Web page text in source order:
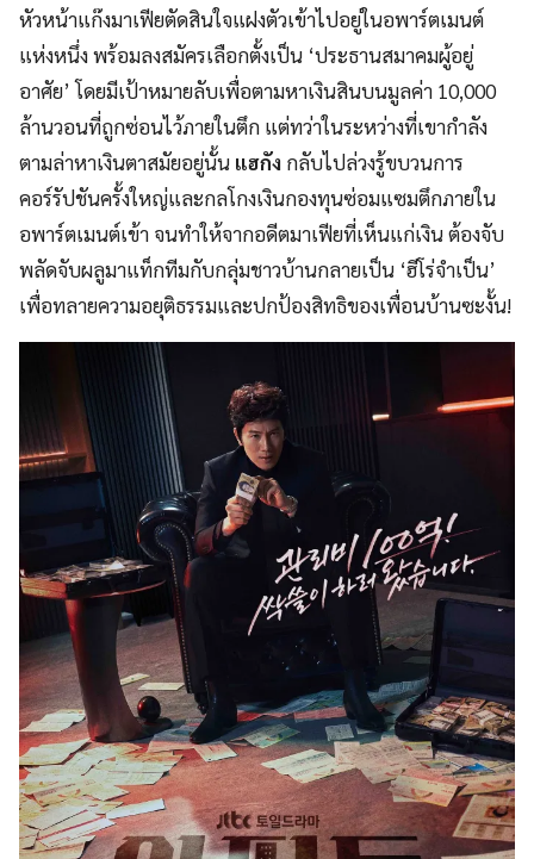
หัวหน้าแก๊งมาเฟียตัดสินใจแฝงตัวเข้าไปอยู่ในอพาร์ตเมนต์
แห่งหนึ่ง พร้อมลงสมัครเลือกตั้งเป็น ‘ประธานสมาคมผู้อยู่
อาศัย’ โดยมีเป้าหมายลับเพื่อตามหาเงินสินบนมูลค่า 10,000
ล้านวอนที่ถูกซ่อนไว้ภายในตึก แต่ทว่าในระหว่างที่เขากำลัง
ตามล่าหาเงินตาสมัยอยู่นั้น แฮกัง กลับไปล่วงรู้ขบวนการ
คอร์รัปชันครั้งใหญ่และกลโกงเงินกองทุนซ่อมแซมตึกภายใน
อพาร์ตเมนต์เข้า จนทำให้จากอดีตมาเฟียที่เห็นแก่เงิน ต้องจับ
พลัดจับผลูมาแท็กทีมกับกลุ่มชาวบ้านกลายเป็น ‘ฮีโร่จำเป็น’
เพื่อทลายความอยุติธรรมและปกป้องสิทธิของเพื่อนบ้านซะงั้น!